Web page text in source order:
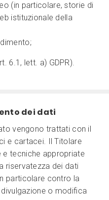
(in particolare, storie di
istituzionale della
6.1, lett. a) GDPR).
dei dati
vengono trattati con il
e cartacei. Il Titolare
tecniche appropriate
riservatezza dei dati
particolare contro la
o modifica